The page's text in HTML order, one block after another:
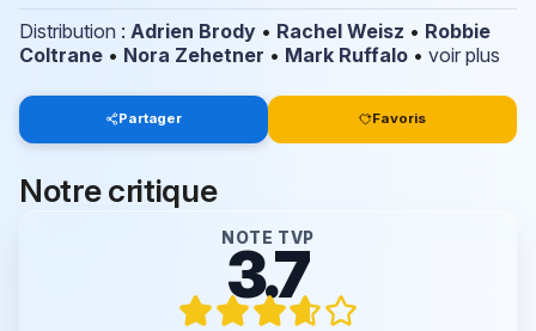
Distribution : Adrien Brody • Rachel Weisz • Robbie
Coltrane • Nora Zehetner • Mark Ruffalo • voir plus
Partager Favoris
Notre critique
NOTE TVP
3.7